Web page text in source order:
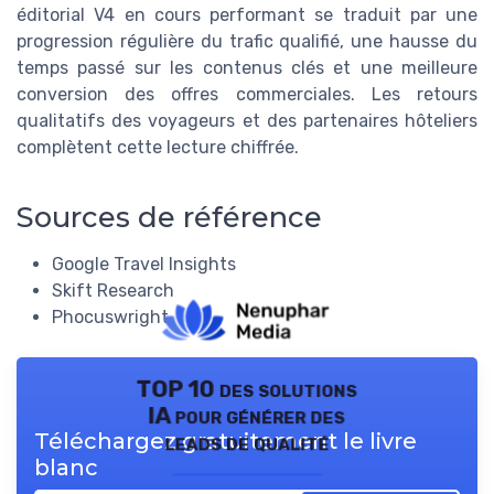
éditorial V4 en cours performant se traduit par une
progression régulière du trafic qualifié, une hausse du
temps passé sur les contenus clés et une meilleure
conversion des offres commerciales. Les retours
qualitatifs des voyageurs et des partenaires hôteliers
complètent cette lecture chiffrée.
Sources de référence
Google Travel Insights
Skift Research
Phocuswright
TOP 10 des solutions
IA pour générer des
leads de qualité
Téléchargez gratuitement le livre
blanc